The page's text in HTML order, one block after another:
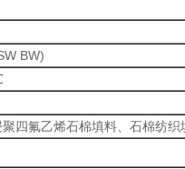
BW)
四氟乙烯石棉填料、石棉纺织